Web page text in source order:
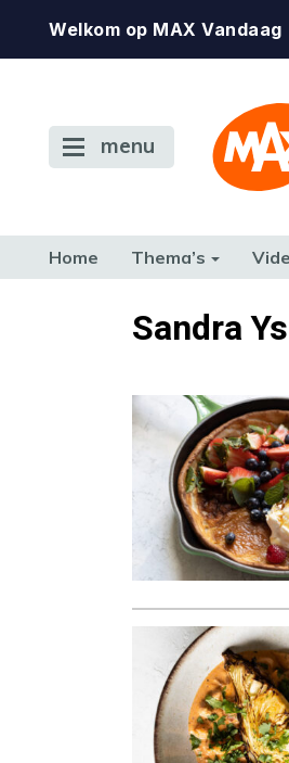
Welkom op MAX Vandaag
menu
Home Thema’s
TERUG NAAR TOENSandra